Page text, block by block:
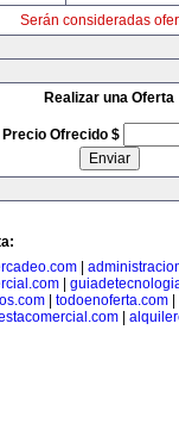
Serán consideradas
Realizar una Oferta
Precio Ofrecido $
|
|
| todoenoferta.com|